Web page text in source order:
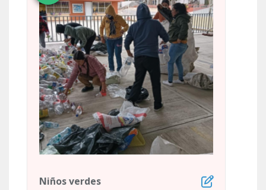
Niños verdes